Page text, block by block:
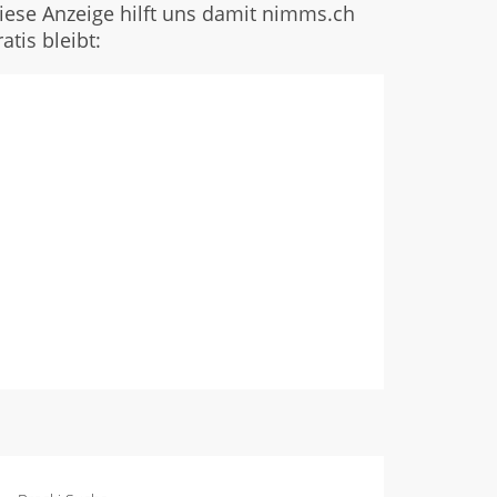
Anzeige hilft uns damit nimms.ch
bleibt: